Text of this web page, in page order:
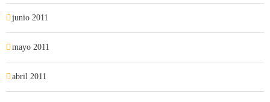
junio 2011
mayo 2011
abril 2011